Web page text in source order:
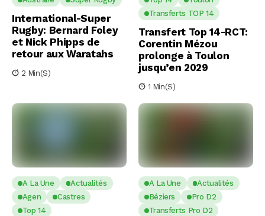
International-Super
Rugby: Bernard Foley
et Nick Phipps de
retour aux Waratahs
2 Min(s)
Transferts TOP 14
Transfert Top 14-RCT:
Corentin Mézou
prolonge à Toulon
jusqu’en 2029
1 Min(s)
A La Une
Actualités
Agen
Castres
Top 14
A La Une
Actualités
Béziers
Pro D2
Transferts Pro D2